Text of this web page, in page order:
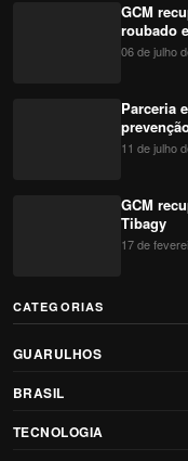
GCM
roubado
06 de julho
Parceria
11 de julho
GCM
Tibagy
17 de
CATEGORIAS
GUARULHOS
BRASIL
TECNOLOGIA